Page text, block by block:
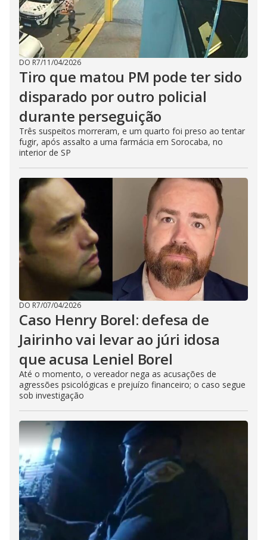
DO R7/11/04/2026
Tiro que matou PM pode ter sido
disparado por outro policial
durante perseguição
Três suspeitos morreram, e um quarto foi preso ao tentar
fugir, após assalto a uma farmácia em Sorocaba, no
interior de SP
DO R7/07/04/2026
Caso Henry Borel: defesa de
Jairinho vai levar ao júri idosa
que acusa Leniel Borel
Até o momento, o vereador nega as acusações de
agressões psicológicas e prejuízo financeiro; o caso segue
sob investigação